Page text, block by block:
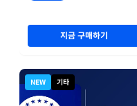
지금 구매하기
NEW 기타